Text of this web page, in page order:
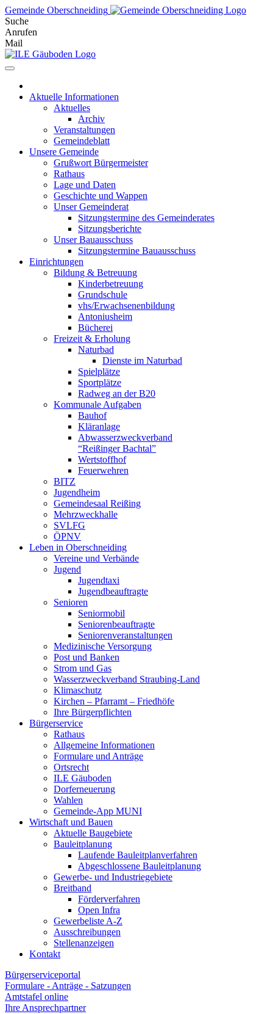
Skip
to
content
Gemeinde Oberschneiding
Suche
Anrufen
Mail
Aktuelle Informationen
Aktuelles
Archiv
Veranstaltungen
Gemeindeblatt
Unsere Gemeinde
Grußwort Bürgermeister
Rathaus
Lage und Daten
Geschichte und Wappen
Unser Gemeinderat
Sitzungstermine des Gemeinderates
Sitzungsberichte
Unser Bauausschuss
Sitzungstermine Bauausschuss
Einrichtungen
Bildung & Betreuung
Kinderbetreuung
Grundschule
vhs/Erwachsenenbildung
Antoniusheim
Bücherei
Freizeit & Erholung
Naturbad
Dienste im Naturbad
Spielplätze
Sportplätze
Radweg an der B20
Kommunale Aufgaben
Bauhof
Kläranlage
Abwasserzweckverband
“Reißinger Bachtal”
Wertstoffhof
Feuerwehren
BITZ
Jugendheim
Gemeindesaal Reißing
Mehrzweckhalle
SVLFG
ÖPNV
Leben in Oberschneiding
Vereine und Verbände
Jugend
Jugendtaxi
Jugendbeauftragte
Senioren
Seniormobil
Seniorenbeauftragte
Seniorenveranstaltungen
Medizinische Versorgung
Post und Banken
Strom und Gas
Wasserzweckverband Straubing-Land
Klimaschutz
Kirchen – Pfarramt – Friedhöfe
Ihre Bürgerpflichten
Bürgerservice
Rathaus
Allgemeine Informationen
Formulare und Anträge
Ortsrecht
ILE Gäuboden
Dorferneuerung
Wahlen
Gemeinde-App MUNI
Wirtschaft und Bauen
Aktuelle Baugebiete
Bauleitplanung
Laufende Bauleitplanverfahren
Abgeschlossene Bauleitplanung
Gewerbe- und Industriegebiete
Breitband
Förderverfahren
Open Infra
Gewerbeliste A-Z
Ausschreibungen
Stellenanzeigen
Kontakt
Bürgerserviceportal
Formulare - Anträge - Satzungen
Amtstafel online
Ihre Ansprechpartner